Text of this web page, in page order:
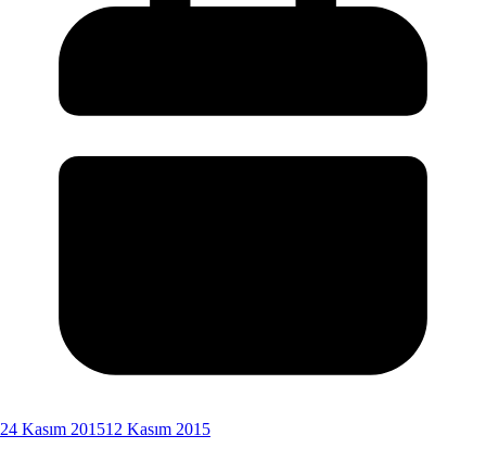
24 Kasım 201512 Kasım 2015